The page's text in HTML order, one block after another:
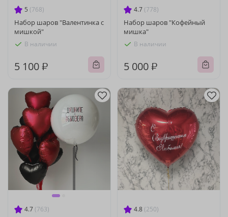
5 (768)
Набор шаров "Валентинка с
мишкой"
В наличии
5 100 ₽
4.7 (778)
Набор шаров "Кофейный
мишка"
В наличии
5 000 ₽
4.7 (763) 4.8 (250)